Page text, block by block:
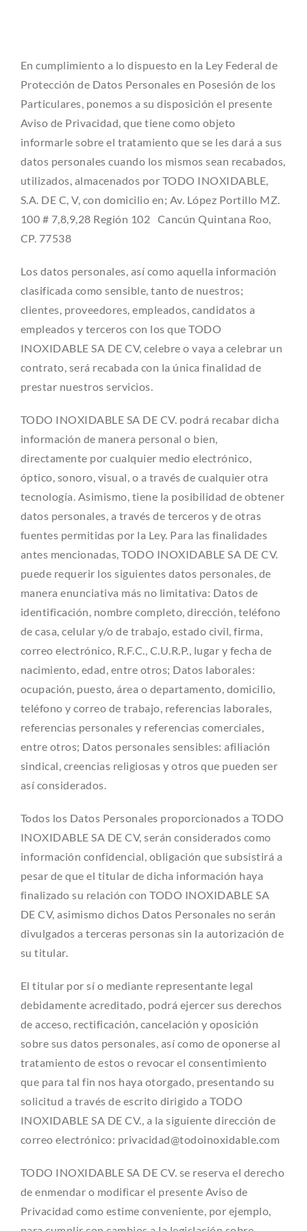
En cumplimiento a lo dispuesto en la Ley Federal de
Protección de Datos Personales en Posesión de los
Particulares, ponemos a su disposición el presente
Aviso de Privacidad, que tiene como objeto
informarle sobre el tratamiento que se les dará a sus
datos personales cuando los mismos sean recabados,
utilizados, almacenados por TODO INOXIDABLE,
S.A. DE C, V, con domicilio en; Av. López Portillo MZ.
100 # 7,8,9,28 Región 102 Cancún Quintana Roo,
CP. 77538
Los datos personales, así como aquella información
clasificada como sensible, tanto de nuestros;
clientes, proveedores, empleados, candidatos a
empleados y terceros con los que TODO
INOXIDABLE SA DE CV, celebre o vaya a celebrar un
contrato, será recabada con la única finalidad de
prestar nuestros servicios.
TODO INOXIDABLE SA DE CV. podrá recabar dicha
información de manera personal o bien,
directamente por cualquier medio electrónico,
óptico, sonoro, visual, o a través de cualquier otra
tecnología. Asimismo, tiene la posibilidad de obtener
datos personales, a través de terceros y de otras
fuentes permitidas por la Ley. Para las finalidades
antes mencionadas, TODO INOXIDABLE SA DE CV.
puede requerir los siguientes datos personales, de
manera enunciativa más no limitativa: Datos de
identificación, nombre completo, dirección, teléfono
de casa, celular y/o de trabajo, estado civil, firma,
correo electrónico, R.F.C., C.U.R.P., lugar y fecha de
nacimiento, edad, entre otros; Datos laborales:
ocupación, puesto, área o departamento, domicilio,
teléfono y correo de trabajo, referencias laborales,
referencias personales y referencias comerciales,
entre otros; Datos personales sensibles: afiliación
sindical, creencias religiosas y otros que pueden ser
así considerados.
Todos los Datos Personales proporcionados a TODO
INOXIDABLE SA DE CV, serán considerados como
información confidencial, obligación que subsistirá a
pesar de que el titular de dicha información haya
finalizado su relación con TODO INOXIDABLE SA
DE CV, asimismo dichos Datos Personales no serán
divulgados a terceras personas sin la autorización de
su titular.
El titular por sí o mediante representante legal
debidamente acreditado, podrá ejercer sus derechos
de acceso, rectificación, cancelación y oposición
sobre sus datos personales, así como de oponerse al
tratamiento de estos o revocar el consentimiento
que para tal fin nos haya otorgado, presentando su
solicitud a través de escrito dirigido a TODO
INOXIDABLE SA DE CV., a la siguiente dirección de
correo electrónico: privacidad@todoinoxidable.com
TODO INOXIDABLE SA DE CV. se reserva el derecho
de enmendar o modificar el presente Aviso de
Privacidad como estime conveniente, por ejemplo,